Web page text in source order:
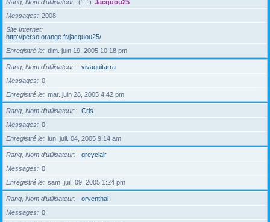
Rang, Nom d’utilisateur (°_°) Jacquou25
Messages
2008
Site Internet
http://perso.orange.fr/jacquou25/
Enregistré le
dim. juin 19, 2005 10:18 pm
Rang, Nom d’utilisateur
vivaguitarra
Messages
0
Enregistré le
mar. juin 28, 2005 4:42 pm
Rang, Nom d’utilisateur
Cris
Messages
0
Enregistré le
lun. juil. 04, 2005 9:14 am
Rang, Nom d’utilisateur
greyclair
Messages
0
Enregistré le
sam. juil. 09, 2005 1:24 pm
Rang, Nom d’utilisateur
oryenthal
Messages
0